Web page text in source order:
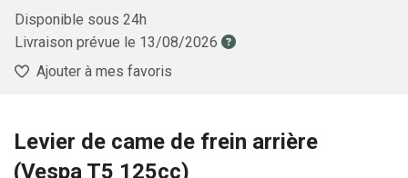
Disponible sous 24h
Livraison prévue le 13/08/2026
Ajouter à mes favoris
Levier de came de frein arrière
(Vespa T5 125cc)